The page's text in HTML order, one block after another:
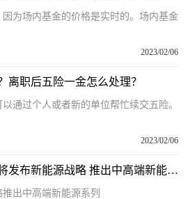
为场内基金的价格是实时的。场内基金
2023/02/06
离职后五险一金怎么处理？
通过个人或者新的单位帮忙续交五险。
2023/02/06
环球今热点：吉利品牌将发布新能源战略 推出中高端新能源系列
出中高端新能源系列